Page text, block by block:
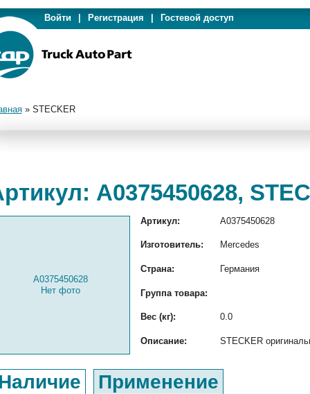
Войти Регистрация Гостевой доступ
» STECKER
A0375450628,
A0375450628
Нет фото
Артикул: A0375450628
Изготовитель: Mercedes
Страна: Германия
Группа товара:
Вес (кг): 0.0
Описание: STECKER
Применение